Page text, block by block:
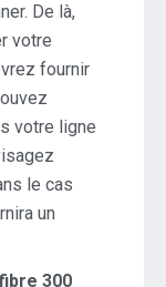
De là,
votre
fournir
votre ligne
le cas
un
300